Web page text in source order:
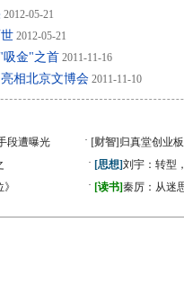
2012-05-21
2012-05-21
吸金"之首 2011-11-16
相北京文博会 2011-11-10
段遭曝光 · [财智] 归真堂创业
· [思想]刘宇：转型
· [读书]秦厉：从迷